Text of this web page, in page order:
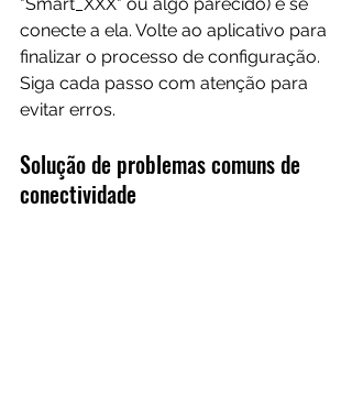
conecte a ela. Volte ao aplicativo para
finalizar o processo de configuração.
Siga cada passo com atenção para
evitar erros.
Solução de problemas comuns de
conectividade